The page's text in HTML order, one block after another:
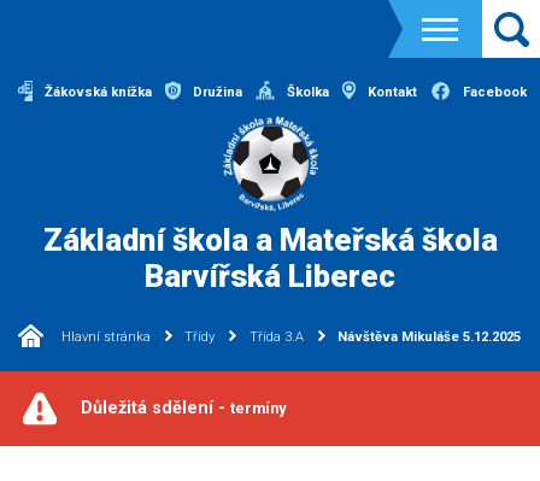
Žákovská knížka Družina Školka Kontakt Facebook
Základní škola a Mateřská škola
Barvířská Liberec
Hlavní stránka Třídy Třída 3.A Návštěva Mikuláše 5.12.2025
Důležitá sdělení - termíny